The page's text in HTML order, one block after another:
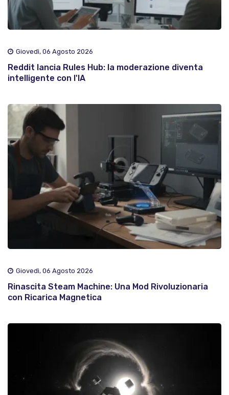
Giovedì, 06 Agosto 2026
Reddit lancia Rules Hub: la moderazione diventa
intelligente con l'IA
Giovedì, 06 Agosto 2026
Rinascita Steam Machine: Una Mod Rivoluzionaria
con Ricarica Magnetica